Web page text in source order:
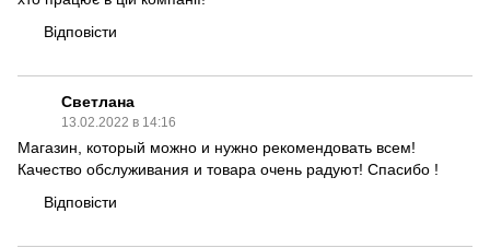
Відповісти
Светлана
13.02.2022 в 14:16
Магазин, который можно и нужно рекомендовать всем!
Качество обслуживания и товара очень радуют! Спасибо !
Відповісти